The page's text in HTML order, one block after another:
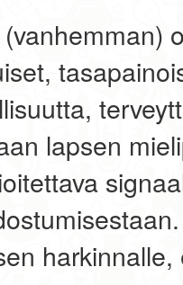
lapsen